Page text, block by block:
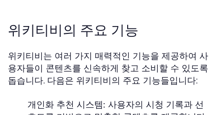
위키티비의 주요 기능
위키티비는 여러 가지 매력적인 기능을 제공하여 사
용자들이 콘텐츠를 신속하게 찾고 소비할 수 있도록
돕습니다. 다음은 위키티비의 주요 기능들입니다:
개인화 추천 시스템: 사용자의 시청 기록과 선